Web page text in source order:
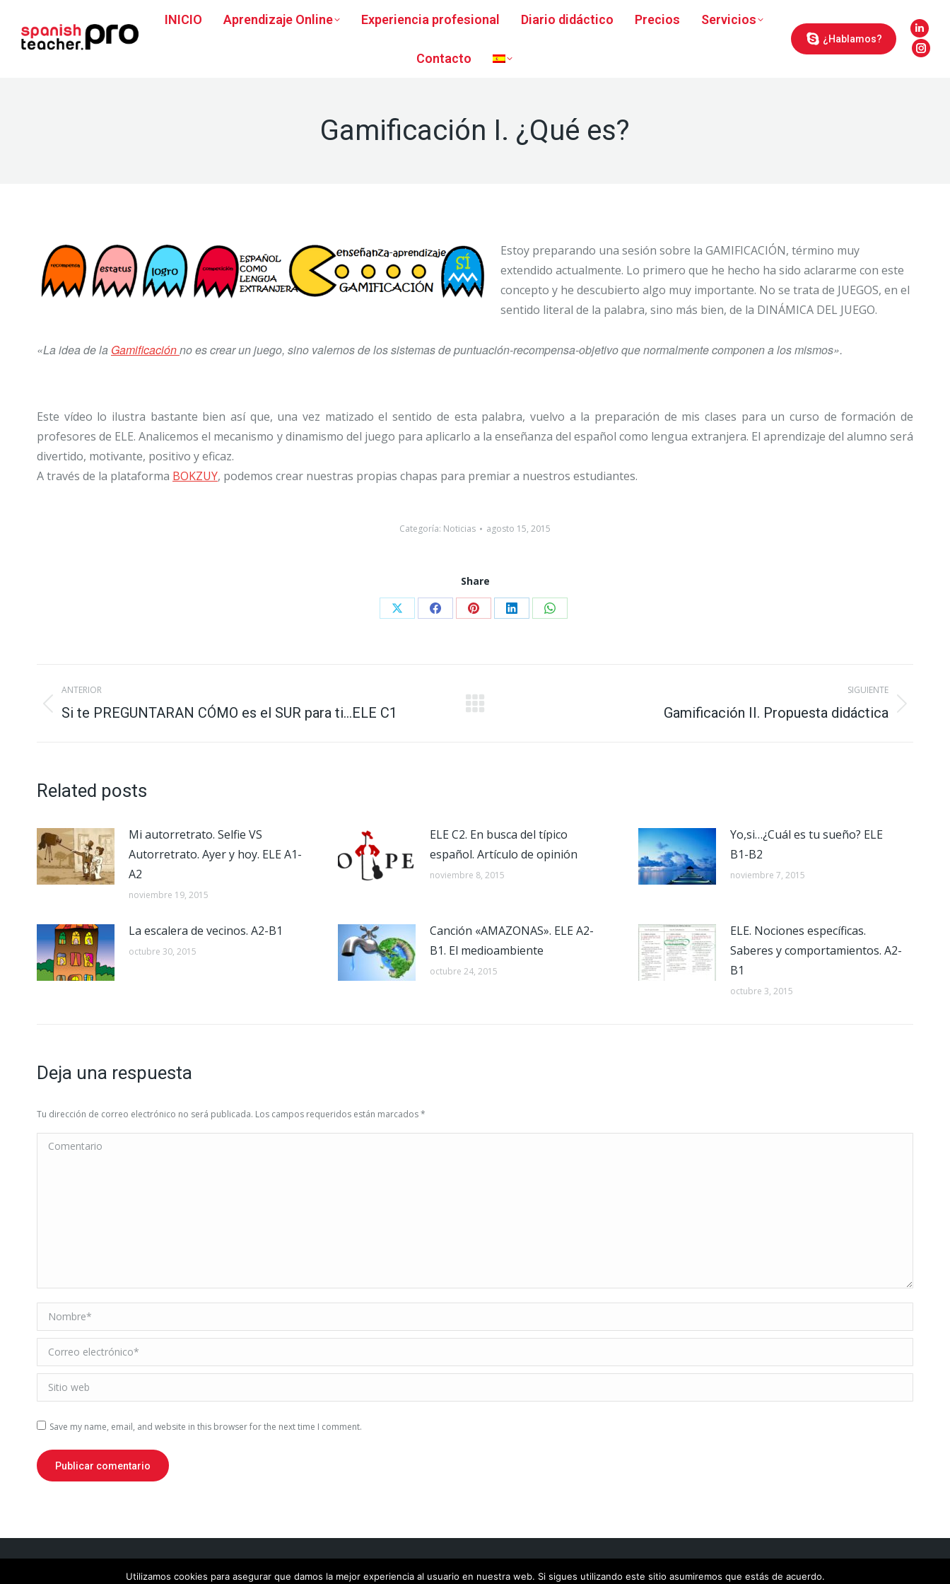
INICIO Aprendizaje Online Experiencia profesional Diario didáctico Precios Servicios
Contacto
¿Hablamos?
page
Gamificación I. ¿Qué es?
Estoy preparando una sesión sobre la GAMIFICACIÓN, término muy
extendido actualmente. Lo primero que he hecho ha sido aclararme con este
concepto y he descubierto algo muy importante. No se trata de JUEGOS, en el
sentido literal de la palabra, sino más bien, de la DINÁMICA DEL JUEGO.
«La idea de la Gamificaciónno es crear un juego, sino valernos de los sistemas de puntuación-recompensa-objetivo que normalmente componen a los mismos».
Este vídeo lo ilustra bastante bien así que, una vez matizado el sentido de esta palabra, vuelvo a la preparación de mis clases para un curso de formación de
profesores de ELE. Analicemos el mecanismo y dinamismo del juego para aplicarlo a la enseñanza del español como lengua extranjera. El aprendizaje del alumno será
divertido, motivante, positivo y eficaz.
A través de la plataforma BOKZUY, podemos crear nuestras propias chapas para premiar a nuestros estudiantes.
Categoría: Noticias agosto 15, 2015
Share
Share Share Share Share Share
Navegación
entre
ANTERIOR
Publicación
Si te PREGUNTARAN CÓMO es el SUR para ti…ELE C1
SIGUIENTE
Gamificación II. Propuesta didáctica
Related posts
Mi autorretrato. Selfie VS
Autorretrato. Ayer y hoy. ELE A1-
A2
noviembre 19, 2015
ELE C2. En busca del típico
español. Artículo de opinión
noviembre 8, 2015
Yo,si…¿Cuál es tu sueño? ELE
B1-B2
noviembre 7, 2015
La escalera de vecinos. A2-B1
octubre 30, 2015
Canción «AMAZONAS». ELE A2-
B1. El medioambiente
octubre 24, 2015
ELE. Nociones específicas.
Saberes y comportamientos. A2-
B1
octubre 3, 2015
Deja una respuesta
Tu dirección de correo electrónico no será publicada. Los campos requeridos están marcados*
Comentario
Nombre *
Correo electrónico *
Sitio web
Save my name, email, and website in this browser for the next time I comment.
Publicar comentario
Utilizamos cookies para asegurar que damos la mejor experiencia al usuario en nuestra web. Si sigues utilizando este sitio asumiremos que estás de acuerdo.